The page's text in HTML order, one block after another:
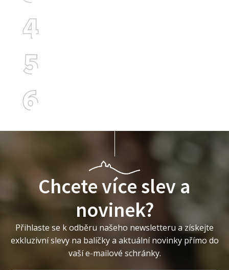
Chcete více slev a
novinek?
Přihlaste se k odběru našeho newsletteru a získejte
exkluzivní slevy na balíčky a aktuální novinky přímo do
vaší e-mailové schránky.